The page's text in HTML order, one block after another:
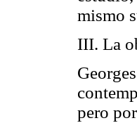
mismo
III. La
pero